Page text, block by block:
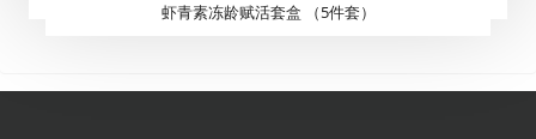
虾青素冻龄赋活套盒 （5件套）